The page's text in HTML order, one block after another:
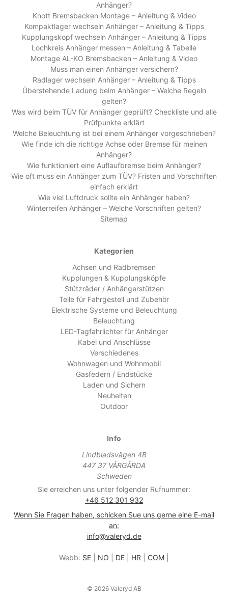
Anhänger?
Knott Bremsbacken Montage – Anleitung & Video
Kompaktlager wechseln Anhänger – Anleitung & Tipps
Kupplungskopf wechseln Anhänger – Anleitung & Tipps
Lochkreis Anhänger messen – Anleitung & Tabelle
Montage AL-KO Bremsbacken – Anleitung & Video
Muss man einen Anhänger versichern?
Radlager wechseln Anhänger – Anleitung & Tipps
Überstehende Ladung beim Anhänger – Welche Regeln
gelten?
Was wird beim TÜV für Anhänger geprüft? Checkliste und alle
Prüfpunkte erklärt
Welche Beleuchtung ist bei einem Anhänger vorgeschrieben?
Wie finde ich die richtige Achse oder Bremse für meinen
Anhänger?
Wie funktioniert eine Auflaufbremse beim Anhänger?
Wie oft muss ein Anhänger zum TÜV? Fristen und Vorschriften
einfach erklärt
Wie viel Luftdruck sollte ein Anhänger haben?
Winterreifen Anhänger – Welche Vorschriften gelten?
Sitemap
Kategorien
Achsen und Radbremsen
Kupplungen & Kupplungsköpfe
Stützräder / Anhängerstützen
Teile für Fahrgestell und Zubehör
Elektrische Systeme und Beleuchtung
Beleuchtung
LED-Tagfahrlichter für Anhänger
Kabel und Anschlüsse
Verschiedenes
Wohnwagen und Wohnmobil
Gasfedern / Endstücke
Laden und Sichern
Neuheiten
Outdoor
Info
Lindbladsvägen 4B
447 37 VÅRGÅRDA
Schweden
Sie erreichen uns unter folgender Rufnummer:
+46 512 301 932
Wenn Sie Fragen haben, schicken Sue uns gerne eine E-mail
an:
info@valeryd.de
Webb: SE NO DE HR COM
© 2026 Valeryd AB